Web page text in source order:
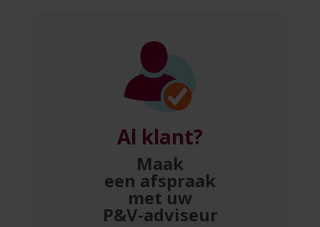
Al klant?
Maak
een afspraak
met uw
P&V‑adviseur